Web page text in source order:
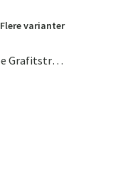
Flere varianter
Mist Udendørs Væglampe Grafitstruktur E27